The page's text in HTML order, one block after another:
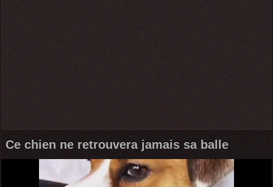
Ce chien ne retrouvera jamais sa balle